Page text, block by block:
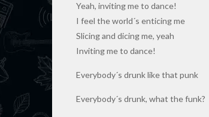
Yeah, inviting me to dance!
I feel the world´s enticing me
Slicing and dicing me, yeah
Inviting me to dance!
Everybody´s drunk like that punk
Everybody´s drunk, what the funk?